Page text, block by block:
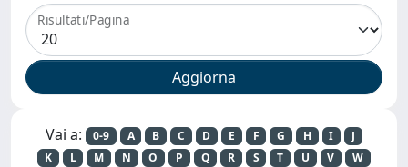
Risultati/Pagina
Vai a: 0-9 A B C D E F G H I
J
K
L M N O P Q R S T U V
W